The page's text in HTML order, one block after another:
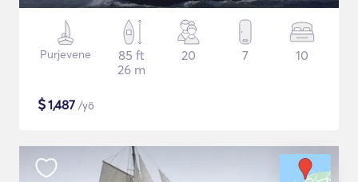
Purjevene
85 ft
26 m
20 7 10
$1,487 /yö